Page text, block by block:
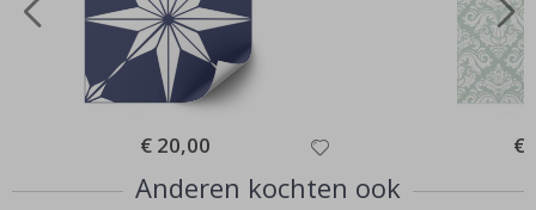
Special
Price
€ 20,00 €
Anderen kochten ook